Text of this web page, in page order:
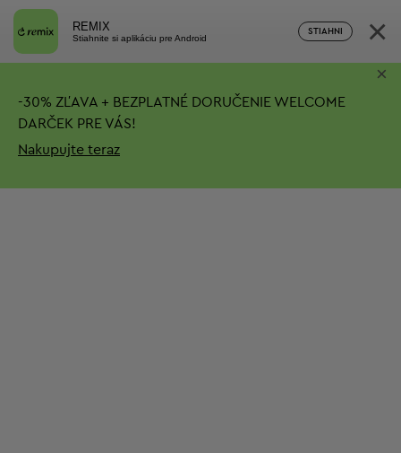
REMIX
Stiahnite si aplikáciu pre Android
STIAHNI ×
-30% ZĽAVA + BEZPLATNÉ DORUČENIE WELCOME
DARČEK PRE VÁS!
Nakupujte teraz
×